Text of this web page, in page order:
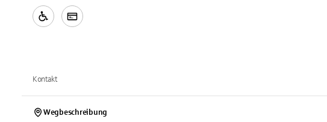
Kontakt
Wegbeschreibung